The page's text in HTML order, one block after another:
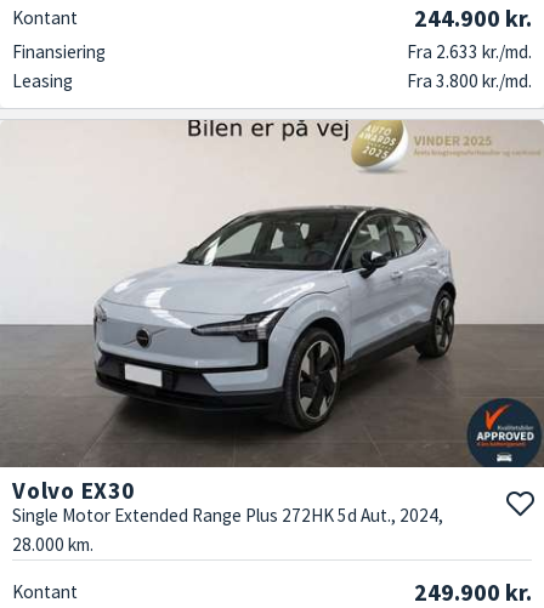
Kontant 244.900 kr.
Finansiering
Fra 2.633 kr./md.
Leasing
Fra 3.800 kr./md.
Volvo EX30
Single Motor Extended Range Plus 272HK 5d Aut., 2024,
28.000 km.
Kontant 249.900 kr.